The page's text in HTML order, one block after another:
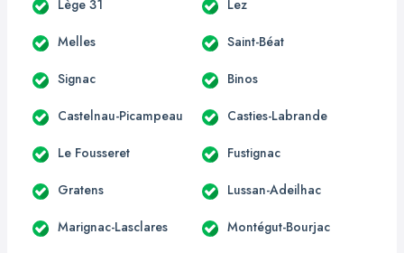
Lège 31 Lez
Melles Saint-Béat
Signac Binos
Castelnau-Picampeau Casties-Labrande
Le Fousseret Fustignac
Gratens Lussan-Adeilhac
Marignac-Lasclares Montégut-Bourjac